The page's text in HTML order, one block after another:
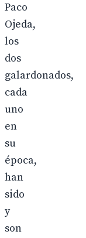
Paco
Ojeda,
los
dos
galardonados,
cada
uno
en
su
época,
han
sido
y
son